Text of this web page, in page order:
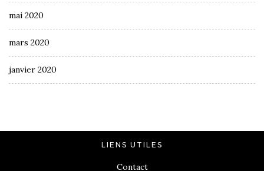
mai 2020
mars 2020
janvier 2020
LIENS UTILES
Contact